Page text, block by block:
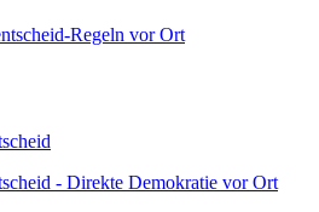
Regeln vor Ort
- Direkte Demokratie vor Ort